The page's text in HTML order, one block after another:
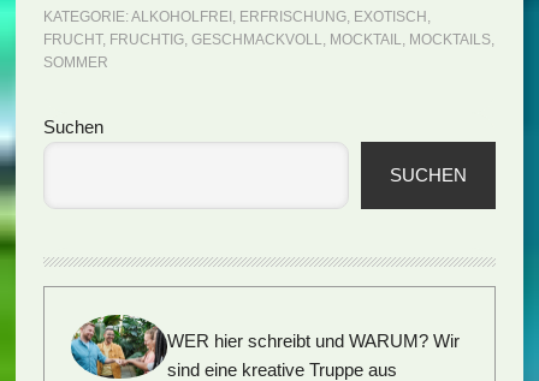
KATEGORIE: ALKOHOLFREI , ERFRISCHUNG, EXOTISCH ,
FRUCHT, FRUCHTIG, GESCHMACKVOLL, MOCKTAIL, MOCKTAILS,
SOMMER
Seitenspalte
Suchen
SUCHEN
WER hier schreibt und WARUM? Wir
sind eine kreative Truppe aus